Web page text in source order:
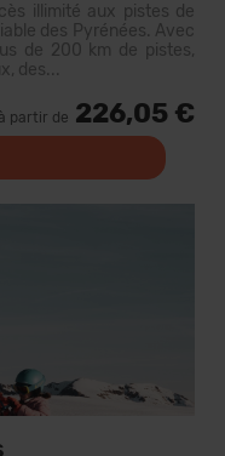
illimité aux pistes de
des Pyrénées. Avec
de 200 km de pistes,
des...
à partir de 226,05 €